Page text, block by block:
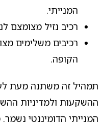
המנייתי.
רכיב נזיל מצומצם
רכיבים משלימים
הקופה.
תמהיל זה משתנה מעת
ההשקעות ולמדיניות
המנייתי הדומיננטי